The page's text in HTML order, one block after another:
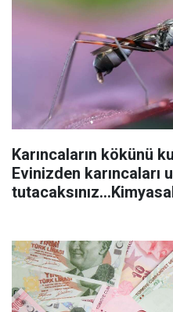
Karıncaların kökünü
Evinizden karıncaları